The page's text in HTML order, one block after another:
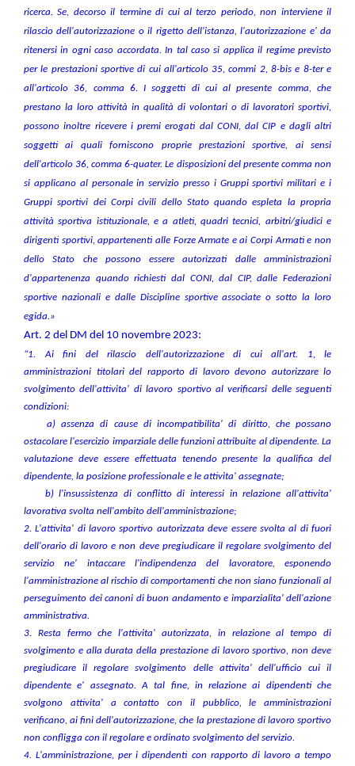
ricerca. Se, decorso il termine di cui al terzo periodo, non interviene il
rilascio dell'autorizzazione o il rigetto dell'istanza, l'autorizzazione e' da
ritenersi in ogni caso accordata. In tal caso si applica il regime previsto
per le prestazioni sportive di cui all'articolo 35, commi 2, 8-bis e 8-ter e
all'articolo 36, comma 6. I soggetti di cui al presente comma, che
prestano la loro attività in qualità di volontari o di lavoratori sportivi,
possono inoltre ricevere i premi erogati dal CONI, dal CIP e dagli altri
soggetti ai quali forniscono proprie prestazioni sportive, ai sensi
dell'articolo 36, comma 6-quater. Le disposizioni del presente comma non
si applicano al personale in servizio presso i Gruppi sportivi militari e i
Gruppi sportivi dei Corpi civili dello Stato quando espleta la propria
attività sportiva istituzionale, e a atleti, quadri tecnici, arbitri/giudici e
dirigenti sportivi, appartenenti alle Forze Armate e ai Corpi Armati e non
dello Stato che possono essere autorizzati dalle amministrazioni
d'appartenenza quando richiesti dal CONI, dal CIP, dalle Federazioni
sportive nazionali e dalle Discipline sportive associate o sotto la loro
egida.»
Art. 2 del DM del 10 novembre 2023:
“1. Ai fini del rilascio dell'autorizzazione di cui all'art. 1, le
amministrazioni titolari del rapporto di lavoro devono autorizzare lo
svolgimento dell'attivita' di lavoro sportivo al verificarsi delle seguenti
condizioni:
a) assenza di cause di incompatibilita' di diritto, che possano
ostacolare l'esercizio imparziale delle funzioni attribuite al dipendente. La
valutazione deve essere effettuata tenendo presente la qualifica del
dipendente, la posizione professionale e le attivita' assegnate;
b) l'insussistenza di conflitto di interessi in relazione all'attivita'
lavorativa svolta nell'ambito dell'amministrazione;
2. L'attivita' di lavoro sportivo autorizzata deve essere svolta al di fuori
dell'orario di lavoro e non deve pregiudicare il regolare svolgimento del
servizio ne' intaccare l'indipendenza del lavoratore, esponendo
l'amministrazione al rischio di comportamenti che non siano funzionali al
perseguimento dei canoni di buon andamento e imparzialita' dell'azione
amministrativa.
3. Resta fermo che l'attivita' autorizzata, in relazione al tempo di
svolgimento e alla durata della prestazione di lavoro sportivo, non deve
pregiudicare il regolare svolgimento delle attivita' dell'ufficio cui il
dipendente e' assegnato. A tal fine, in relazione ai dipendenti che
svolgono attivita' a contatto con il pubblico, le amministrazioni
verificano, ai fini dell'autorizzazione, che la prestazione di lavoro sportivo
non confligga con il regolare e ordinato svolgimento del servizio.
4. L'amministrazione, per i dipendenti con rapporto di lavoro a tempo